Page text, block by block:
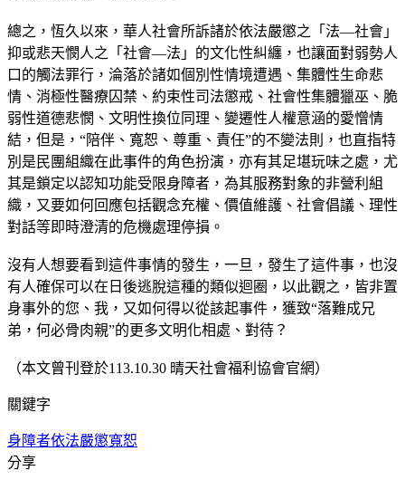
總之，恆久以來，華人社會所訴諸於依法嚴懲之「法—社會」
抑或悲天憫人之「社會—法」的文化性糾纏，也讓面對弱勢人
口的觸法罪行，淪落於諸如個別性情境遭遇、集體性生命悲
情、消極性醫療囚禁、約束性司法懲戒、社會性集體獵巫、脆
弱性道德悲憫、文明性換位同理、變遷性人權意涵的愛憎情
結，但是，“陪伴、寬恕、尊重、責任”的不變法則，也直指特
別是民團組織在此事件的角色扮演，亦有其足堪玩味之處，尤
其是鎖定以認知功能受限身障者，為其服務對象的非營利組
織，又要如何回應包括觀念充權、價值維護、社會倡議、理性
對話等即時澄清的危機處理停損。
沒有人想要看到這件事情的發生，一旦，發生了這件事，也沒
有人確保可以在日後逃脫這種的類似迴圈，以此觀之，皆非置
身事外的您、我，又如何得以從該起事件，獲致“落難成兄
弟，何必骨肉親”的更多文明化相處、對待？
（本文曾刊登於113.10.30 晴天社會福利協會官網）
關鍵字
身障者依法嚴懲寬恕
分享